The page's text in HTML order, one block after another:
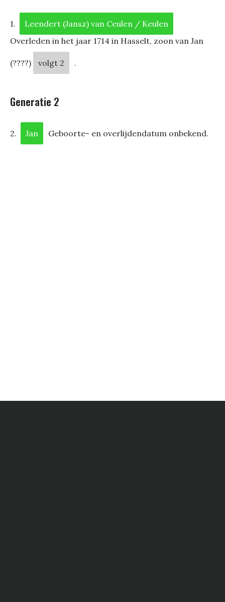
1.
Leendert (Jansz) van Ceulen / Keulen
Overleden in het jaar 1714 in Hasselt, zoon van Jan
(????) volgt 2 .
Generatie 2
2. Jan Geboorte- en overlijdendatum onbekend.